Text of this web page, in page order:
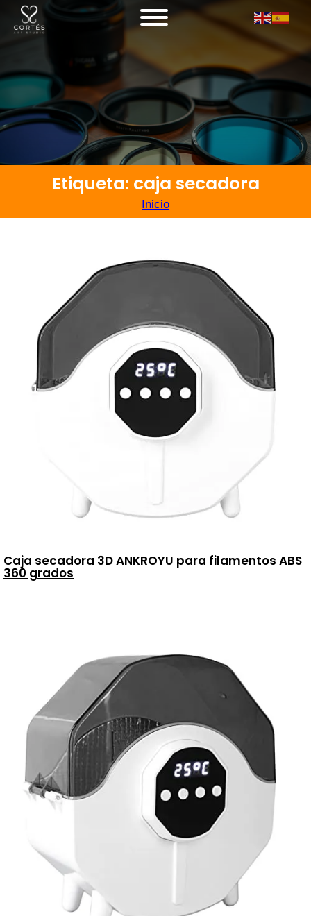
Etiqueta: caja secadora
Inicio
Caja secadora 3D ANKROYU para filamentos ABS
360 grados